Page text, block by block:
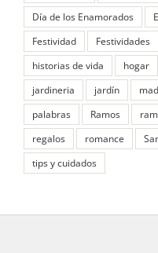
Día de los Enamorados
Festividad
Festividades
historias de vida
hogar
jardineria
jardín
palabras
Ramos
regalos
romance
tips y cuidados